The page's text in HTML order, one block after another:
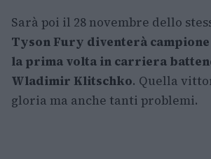
Sarà poi il 28 novembre dello
Tyson Fury diventerà
la prima volta in carriera
Wladimir Klitschko. Quella
gloria ma anche tanti problemi.